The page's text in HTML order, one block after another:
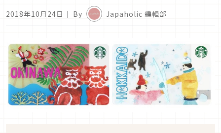
2018年10月24日 ｜ By Japaholic 編輯部